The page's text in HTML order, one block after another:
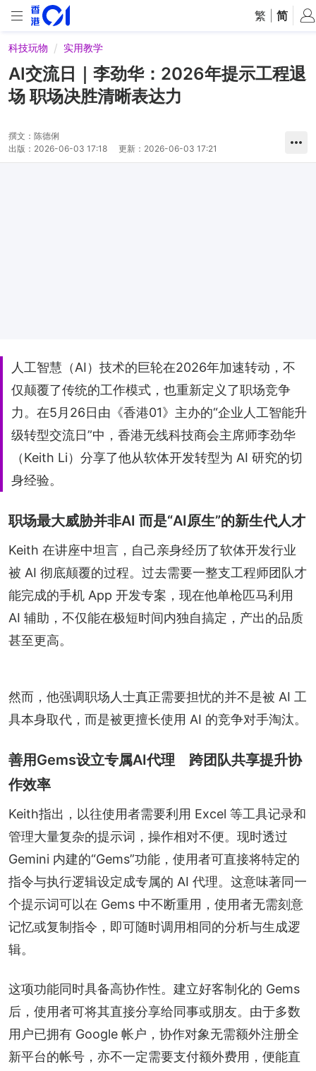
繁 简
科技玩物 实用教学
AI交流日｜李劲华：2026年提示工程退
场 职场决胜清晰表达力
撰文： 陈德俐
出版： 2026-06-03 17:18 更新： 2026-06-03 17:21
人工智慧（AI）技术的巨轮在2026年加速转动，不
仅颠覆了传统的工作模式，也重新定义了职场竞争
力。在5月26日由《香港01》主办的“企业人工智能升
级转型交流日”中，香港无线科技商会主席师李劲华
（Keith Li）分享了他从软体开发转型为 AI 研究的切
身经验。
职场最大威胁并非AI 而是“AI原生”的新生代人才
Keith 在讲座中坦言，自己亲身经历了软体开发行业
被 AI 彻底颠覆的过程。过去需要一整支工程师团队才
能完成的手机 App 开发专案，现在他单枪匹马利用
AI 辅助，不仅能在极短时间内独自搞定，产出的品质
甚至更高。
然而，他强调职场人士真正需要担忧的并不是被 AI 工
具本身取代，而是被更擅长使用 AI 的竞争对手淘汰。
善用Gems设立专属AI代理 跨团队共享提升协
作效率
Keith指出，以往使用者需要利用 Excel 等工具记录和
管理大量复杂的提示词，操作相对不便。现时透过
Gemini 内建的“Gems”功能，使用者可直接将特定的
指令与执行逻辑设定成专属的 AI 代理。这意味著同一
个提示词可以在 Gems 中不断重用，使用者无需刻意
记忆或复制指令，即可随时调用相同的分析与生成逻
辑。
这项功能同时具备高协作性。建立好客制化的 Gems
后，使用者可将其直接分享给同事或朋友。由于多数
用户已拥有 Google 帐户，协作对象无需额外注册全
新平台的帐号，亦不一定需要支付额外费用，便能直